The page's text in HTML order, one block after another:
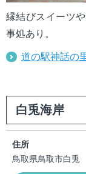
縁結びスイーツ
事処あり。
道の駅神話の
白兎海岸
住所
鳥取県鳥取市白兎